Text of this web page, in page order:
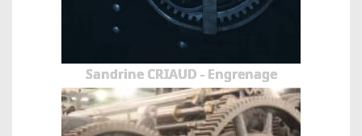
Sandrine CRIAUD - Engrenage